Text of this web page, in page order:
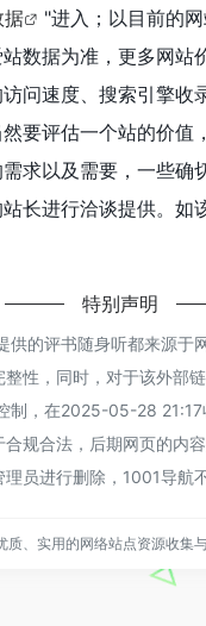
据
"进入；以目前的
数据为准，更多网站
问速度、搜索引擎收
要评估一个站的价值
求以及需要，一些确
长进行洽谈提供。如
特别声明
供的评书随身听都来源于
性，同时，对于该外部
制，在2025-05-28 21:17
合规合法，后期网页的内
员进行删除，1001导航
质、实用的网络站点资源收集